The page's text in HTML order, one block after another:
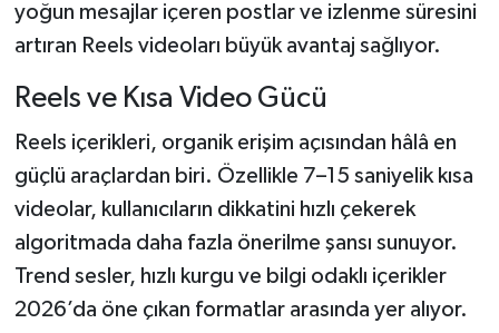
yoğun mesajlar içeren postlar ve izlenme süresini
artıran Reels videoları büyük avantaj sağlıyor.
Reels ve Kısa Video Gücü
Reels içerikleri, organik erişim açısından hâlâ en
güçlü araçlardan biri. Özellikle 7–15 saniyelik kısa
videolar, kullanıcıların dikkatini hızlı çekerek
algoritmada daha fazla önerilme şansı sunuyor.
Trend sesler, hızlı kurgu ve bilgi odaklı içerikler
2026’da öne çıkan formatlar arasında yer alıyor.